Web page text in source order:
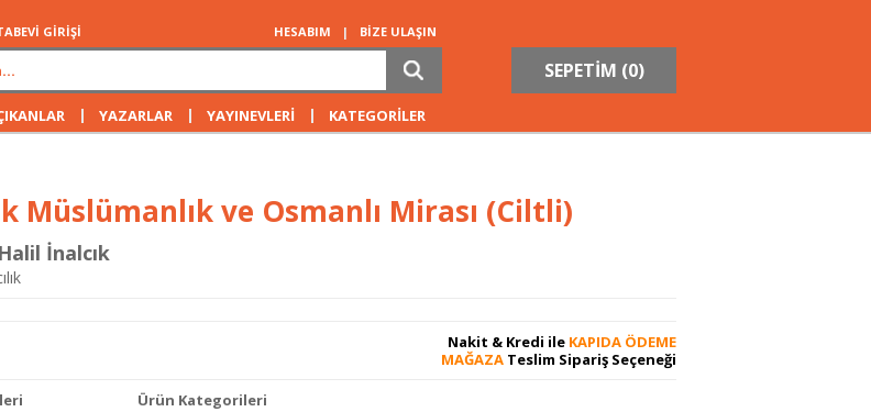
GİRİŞİ HESABIM | BİZE ULAŞIN
SEPETİM (0)
| YAZARLAR | YAYINEVLERİ | KATEGORİLER
Müslümanlık ve Osmanlı Mirası (Ciltli)
İnalcık
Nakit & Kredi ile KAPIDA ÖDEME
MAĞAZA Teslim Sipariş Seçeneği
Ürün Kategorileri